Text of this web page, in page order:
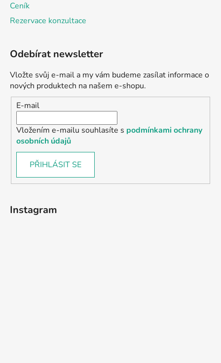
Ceník
Rezervace konzultace
Odebírat newsletter
Vložte svůj e-mail a my vám budeme zasílat informace o
nových produktech na našem e-shopu.
E-mail
Vložením e-mailu souhlasíte s podmínkami ochrany
osobních údajů
PŘIHLÁSIT SE
Instagram